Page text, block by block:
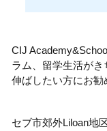
CIJ
ラム、留学生活が
伸ばしたい方にお勧
セブ市郊外Liloan地